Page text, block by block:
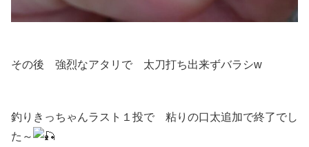
その後 強烈なアタリで 太刀打ち出来ずバラシw
釣りきっちゃんラスト１投で 粘りの口太追加で終了でし
た～